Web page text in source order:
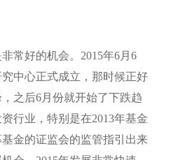
常好的机会。2015年6月6
中心正式成立，那时候正好
之后6月份就开始了下跌趋
行业，特别是在2013年基金
金的证监会的监管指引出来